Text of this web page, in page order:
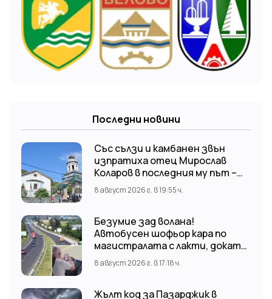
Последни новини
Със сълзи и камбанен звън
изпратиха отец Мирослав
Коларов в последния му път –
Пловдивският митрополит
Николай отслужи опелото
8 август 2026 г. в 19:55 ч.
Безумие зад волана!
Автобусен шофьор кара по
магистралата с лакти, докато
гледа TikTok
8 август 2026 г. в 17:18 ч.
Жълт код за Пазарджик в